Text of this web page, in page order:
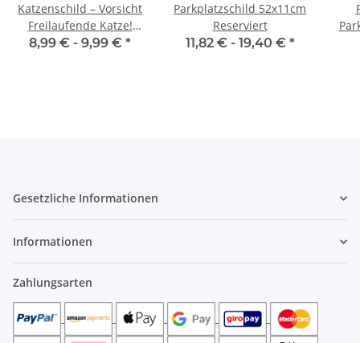
Katzenschild – Vorsicht
Freilaufende Katze!
Warnschild für Haus &
8,99 € - 9,99 € *
Parkplatzschild 52x11cm
Reserviert
11,82 € - 19,40 € *
Gesetzliche Informationen
Informationen
Zahlungsarten